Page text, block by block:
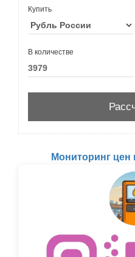
Купить
В количестве
Мониторинг